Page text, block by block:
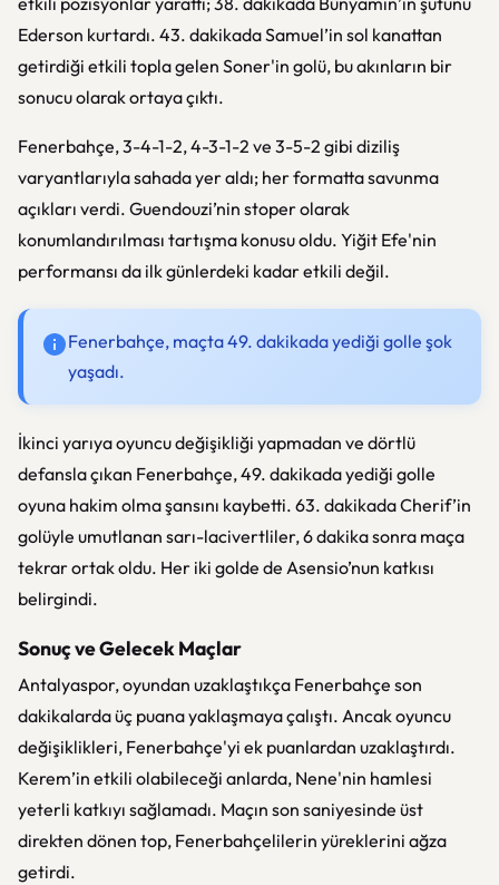
Ederson kurtardı. 43. dakikada Samuel’in sol kanattan
getirdiği etkili topla gelen Soner'in golü, bu akınların bir
sonucu olarak ortaya çıktı.
Fenerbahçe, 3-4-1-2, 4-3-1-2 ve 3-5-2 gibi diziliş
varyantlarıyla sahada yer aldı; her formatta savunma
açıkları verdi. Guendouzi’nin stoper olarak
konumlandırılması tartışma konusu oldu. Yiğit Efe'nin
performansı da ilk günlerdeki kadar etkili değil.
Fenerbahçe, maçta 49. dakikada yediği golle şok
yaşadı.
İkinci yarıya oyuncu değişikliği yapmadan ve dörtlü
defansla çıkan Fenerbahçe, 49. dakikada yediği golle
oyuna hakim olma şansını kaybetti. 63. dakikada Cherif’in
golüyle umutlanan sarı-lacivertliler, 6 dakika sonra maça
tekrar ortak oldu. Her iki golde de Asensio’nun katkısı
belirgindi.
Sonuç ve Gelecek Maçlar
Antalyaspor, oyundan uzaklaştıkça Fenerbahçe son
dakikalarda üç puana yaklaşmaya çalıştı. Ancak oyuncu
değişiklikleri, Fenerbahçe'yi ek puanlardan uzaklaştırdı.
Kerem’in etkili olabileceği anlarda, Nene'nin hamlesi
yeterli katkıyı sağlamadı. Maçın son saniyesinde üst
direkten dönen top, Fenerbahçelilerin yüreklerini ağza
getirdi.